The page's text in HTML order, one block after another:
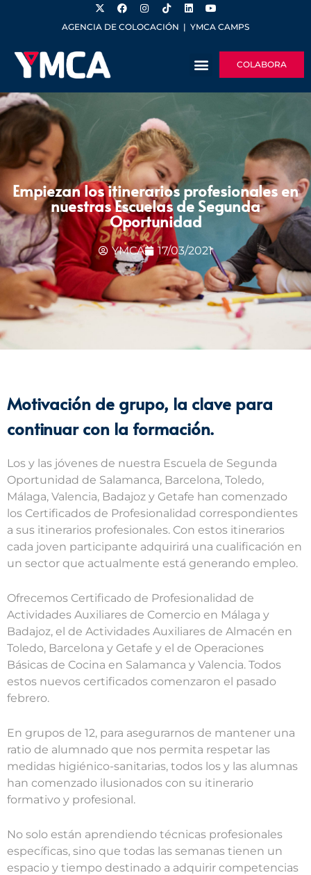
AGENCIA DE COLOCACIÓN | YMCA CAMPS
COLABORA
Empiezan los itinerarios profesionales en
nuestras Escuelas de Segunda
Oportunidad
YMCA 17/03/2021
Motivación de grupo, la clave para
continuar con la formación.
Los y las jóvenes de nuestra Escuela de Segunda
Oportunidad de Salamanca, Barcelona, Toledo,
Málaga, Valencia, Badajoz y Getafe han comenzado
los Certificados de Profesionalidad correspondientes
a sus itinerarios profesionales. Con estos itinerarios
cada joven participante adquirirá una cualificación en
un sector que actualmente está generando empleo.
Ofrecemos Certificado de Profesionalidad de
Actividades Auxiliares de Comercio en Málaga y
Badajoz, el de Actividades Auxiliares de Almacén en
Toledo, Barcelona y Getafe y el de Operaciones
Básicas de Cocina en Salamanca y Valencia. Todos
estos nuevos certificados comenzaron el pasado
febrero.
En grupos de 12, para asegurarnos de mantener una
ratio de alumnado que nos permita respetar las
medidas higiénico-sanitarias, todos los y las alumnas
han comenzado ilusionados con su itinerario
formativo y profesional.
No solo están aprendiendo técnicas profesionales
específicas, sino que todas las semanas tienen un
espacio y tiempo destinado a adquirir competencias